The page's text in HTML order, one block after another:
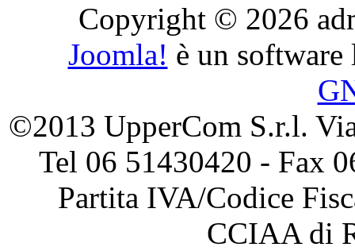
Copyright © 2026
Joomla! è un
©2013 UpperCom S.r.l.
Tel 06 51430420 - Fax
Partita IVA/Codice
CCIAA di